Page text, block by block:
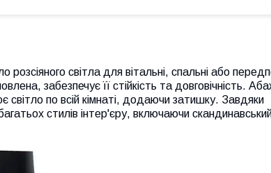
світла для вітальні, спальні або
забезпечує її стійкість та довговічність.
світло по всій кімнаті, додаючи затишку. Завдяки
стилів інтер'єру, включаючи